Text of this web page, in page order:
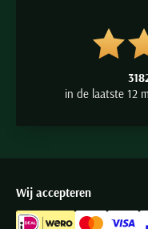
in de laatste 12
Wij accepteren